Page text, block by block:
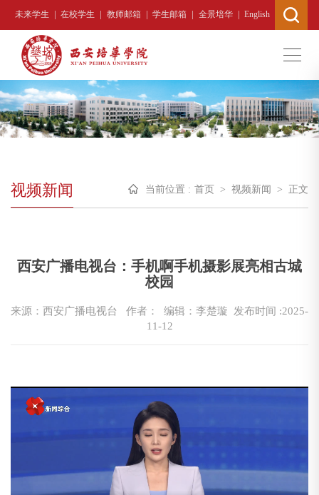
未来学生 | 在校学生 | 教师邮箱 | 学生邮箱 | 全景培华 | English
视频新闻 当前位置 : 首页 > 视频新闻 > 正文
西安广播电视台：手机啊手机摄影展亮相古城
校园
来源：西安广播电视台 作者： 编辑：李楚璇 发布时间 :2025-
11-12